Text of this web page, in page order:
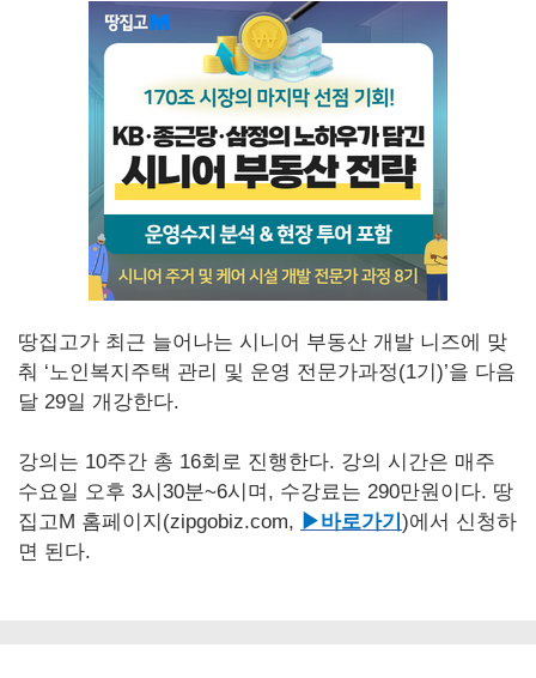
땅집고가 최근 늘어나는 시니어 부동산 개발 니즈에 맞
춰 ‘노인복지주택 관리 및 운영 전문가과정(1기)’을 다음
달 29일 개강한다.
강의는 10주간 총 16회로 진행한다. 강의 시간은 매주
수요일 오후 3시30분~6시며, 수강료는 290만원이다. 땅
집고M 홈페이지(zipgobiz.com, ▶바로가기 )에서 신청하
면 된다.